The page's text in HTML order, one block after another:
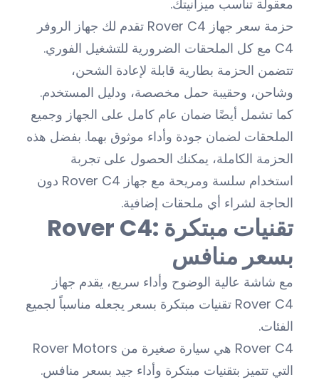
معقولة تناسب ميزانيتك.
حزمة سعر جهاز Rover C4 تقدم لك جهاز الروفر
C4 مع كل الملحقات الضرورية للتشغيل الفوري.
تتضمن الحزمة بطارية قابلة لإعادة الشحن،
وشاحن، وحقيبة حمل مخصصة، ودليل المستخدم.
كما تشمل أيضًا ضمان عام كامل على الجهاز وجميع
الملحقات لضمان جودة وأداء موثوق بهما. بفضل هذه
الحزمة الكاملة، يمكنك الحصول على تجربة
استخدام سلسة ومريحة مع جهاز Rover C4 دون
الحاجة لشراء أي ملحقات إضافية.
Rover C4: تقنيات مبتكرة
بسعر منافس
مع شاشة عالية الوضوح وأداء سريع، يقدم جهاز
Rover C4 تقنيات مبتكرة بسعر يجعله مناسباً لجميع
الفئات.
Rover C4 هي سيارة صغيرة من Rover Motors
التي تتميز بتقنيات مبتكرة وأداء جيد بسعر منافس.